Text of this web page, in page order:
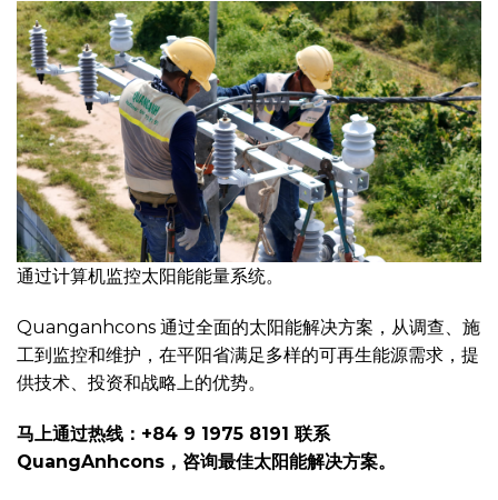
通过计算机监控太阳能能量系统。
Quanganhcons 通过全面的太阳能解决方案，从调查、施
工到监控和维护，在平阳省满足多样的可再生能源需求，提
供技术、投资和战略上的优势。
马上通过热线：+84 9 1975 8191 联系
QuangAnhcons，咨询最佳太阳能解决方案。